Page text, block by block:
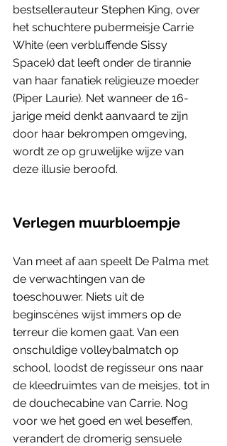
bestsellerauteur Stephen King, over
het schuchtere pubermeisje Carrie
White (een verbluffende Sissy
Spacek) dat leeft onder de tirannie
van haar fanatiek religieuze moeder
(Piper Laurie). Net wanneer de 16-
jarige meid denkt aanvaard te zijn
door haar bekrompen omgeving,
wordt ze op gruwelijke wijze van
deze illusie beroofd.
Verlegen muurbloempje
Van meet af aan speelt De Palma met
de verwachtingen van de
toeschouwer. Niets uit de
beginscènes wijst immers op de
terreur die komen gaat. Van een
onschuldige volleybalmatch op
school, loodst de regisseur ons naar
de kleedruimtes van de meisjes, tot in
de douchecabine van Carrie. Nog
voor we het goed en wel beseffen,
verandert de dromerig sensuele